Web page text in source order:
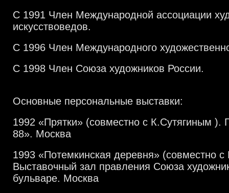
С 1991 Член Международной ассоциации
искусствоведов.
С 1996 Член Международного
С 1998 Член Союза художников России.
Основные персональные выставки:
1992 «Прятки» (совместно с К.Сутягиным ).
88». Москва
1993 «Потемкинская деревня» (совместно
Выставочный зал правления Союза
бульваре. Москва